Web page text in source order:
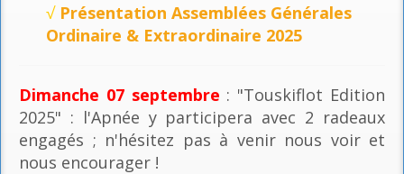
√ Présentation Assemblées Générales
Ordinaire & Extraordinaire 2025
Dimanche 07 septembre : "Touskiflot Edition
2025" : l'Apnée y participera avec 2 radeaux
engagés ; n'hésitez pas à venir nous voir et
nous encourager !